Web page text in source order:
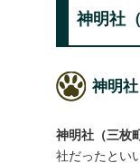
神明社
神明
神明社（三枚
社だったとい